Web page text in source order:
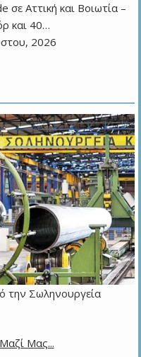
σε Αττική και Βοιωτία –
και 40…
2026
την Σωληνουργεία